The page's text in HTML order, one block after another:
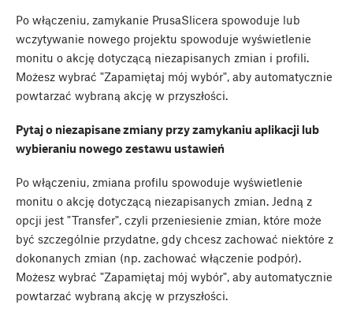
Po włączeniu, zamykanie PrusaSlicera spowoduje lub
wczytywanie nowego projektu spowoduje wyświetlenie
monitu o akcję dotyczącą niezapisanych zmian i profili.
Możesz wybrać "Zapamiętaj mój wybór", aby automatycznie
powtarzać wybraną akcję w przyszłości.
Pytaj o niezapisane zmiany przy zamykaniu aplikacji lub
wybieraniu nowego zestawu ustawień
Po włączeniu, zmiana profilu spowoduje wyświetlenie
monitu o akcję dotyczącą niezapisanych zmian. Jedną z
opcji jest "Transfer", czyli przeniesienie zmian, które może
być szczególnie przydatne, gdy chcesz zachować niektóre z
dokonanych zmian (np. zachować włączenie podpór).
Możesz wybrać "Zapamiętaj mój wybór", aby automatycznie
powtarzać wybraną akcję w przyszłości.